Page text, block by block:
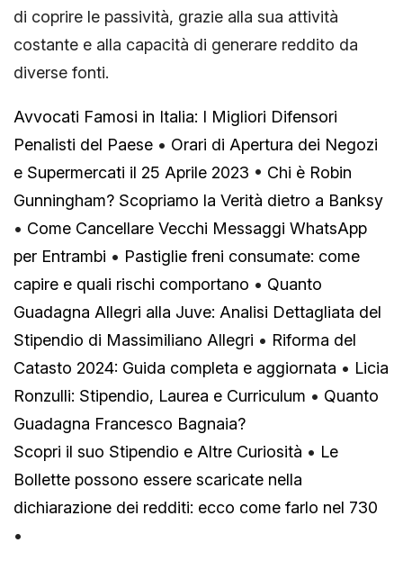
di coprire le passività, grazie alla sua attività
costante e alla capacità di generare reddito da
diverse fonti.
Avvocati Famosi in Italia: I Migliori Difensori
Penalisti del Paese • Orari di Apertura dei Negozi
e Supermercati il 25 Aprile 2023 • Chi è Robin
Gunningham? Scopriamo la Verità dietro a Banksy
• Come Cancellare Vecchi Messaggi WhatsApp
per Entrambi • Pastiglie freni consumate: come
capire e quali rischi comportano • Quanto
Guadagna Allegri alla Juve: Analisi Dettagliata del
Stipendio di Massimiliano Allegri • Riforma del
Catasto 2024: Guida completa e aggiornata • Licia
Ronzulli: Stipendio, Laurea e Curriculum • Quanto
Guadagna Francesco Bagnaia?
Scopri il suo Stipendio e Altre Curiosità • Le
Bollette possono essere scaricate nella
dichiarazione dei redditi: ecco come farlo nel 730
•